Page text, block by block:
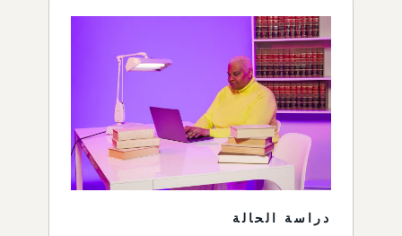
دراسة الحالة